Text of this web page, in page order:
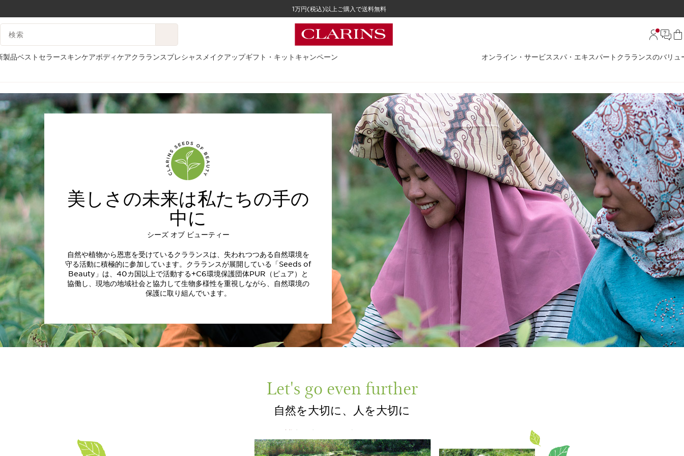
コンテンツへ移動
1万円(税込)以上ご購入で送料無料
検索候補
製品ベストセラースキンケアボディケアクラランスプレシャス メイクアップギフト・キット キャンペーン オンライン・サービス スパ・エキスパート クラランスのバリュ
美しさの未来は私たちの手の
中に
シーズ オブ ビューティー
自然や植物から恩恵を受けているクラランスは、失われつつある自然環境を
守る活動に積極的に参加しています。クラランスが展開している「Seeds of
Beauty」は、40カ国以上で活動する+C6環境保護団体PUR（ピュア）と
協働し、現地の地域社会と協力して生物多様性を重視しながら、自然環境の
保護に取り組んでいます。
Let's go even further
自然を大切に、人を大切に